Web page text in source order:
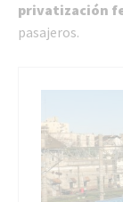
privatización
pasajeros.